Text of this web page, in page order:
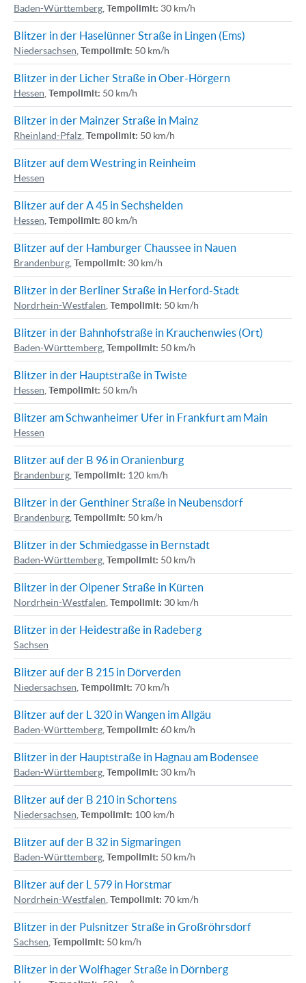
Baden-Württemberg Tempolimit: 30 km/h
Blitzer in der Haselünner Straße in Lingen (Ems)
Niedersachsen Tempolimit: 50 km/h
Blitzer in der Licher Straße in Ober-Hörgern
Hessen Tempolimit: 50 km/h
Blitzer in der Mainzer Straße in Mainz
Rheinland-Pfalz Tempolimit: 50 km/h
Blitzer auf dem Westring in Reinheim
Hessen
Blitzer auf der A 45 in Sechshelden
Hessen Tempolimit: 80 km/h
Blitzer auf der Hamburger Chaussee in Nauen
Brandenburg Tempolimit: 30 km/h
Blitzer in der Berliner Straße in Herford-Stadt
Nordrhein-Westfalen Tempolimit: 50 km/h
Blitzer in der Bahnhofstraße in Krauchenwies (Ort)
Baden-Württemberg Tempolimit: 50 km/h
Blitzer in der Hauptstraße in Twiste
Hessen Tempolimit: 50 km/h
Blitzer am Schwanheimer Ufer in Frankfurt am Main
Hessen
Blitzer auf der B 96 in Oranienburg
Brandenburg Tempolimit: 120 km/h
Blitzer in der Genthiner Straße in Neubensdorf
Brandenburg Tempolimit: 50 km/h
Blitzer in der Schmiedgasse in Bernstadt
Baden-Württemberg Tempolimit: 50 km/h
Blitzer in der Olpener Straße in Kürten
Nordrhein-Westfalen Tempolimit: 30 km/h
Blitzer in der Heidestraße in Radeberg
Sachsen
Blitzer auf der B 215 in Dörverden
Niedersachsen Tempolimit: 70 km/h
Blitzer auf der L 320 in Wangen im Allgäu
Baden-Württemberg Tempolimit: 60 km/h
Blitzer in der Hauptstraße in Hagnau am Bodensee
Baden-Württemberg Tempolimit: 30 km/h
Blitzer auf der B 210 in Schortens
Niedersachsen Tempolimit: 100 km/h
Blitzer auf der B 32 in Sigmaringen
Baden-Württemberg Tempolimit: 50 km/h
Blitzer auf der L 579 in Horstmar
Nordrhein-Westfalen Tempolimit: 70 km/h
Blitzer in der Pulsnitzer Straße in Großröhrsdorf
Sachsen Tempolimit: 50 km/h
Blitzer in der Wolfhager Straße in Dörnberg